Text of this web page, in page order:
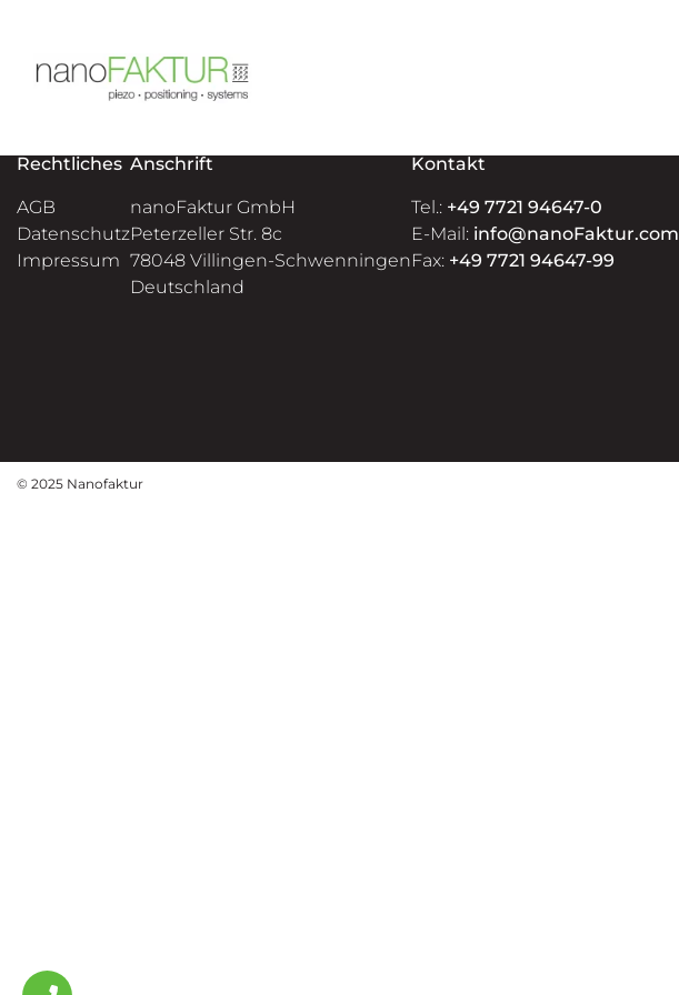
Rechtliches
AGB
Datenschutz
Impressum
Anschrift
nanoFaktur GmbH
Peterzeller Str. 8c
78048 Villingen-Schwenningen
Deutschland
Kontakt
Tel.: +49 7721 94647-0
E-Mail: info@nanoFaktur.com
Fax: +49 7721 94647-99
© 2025 Nanofaktur